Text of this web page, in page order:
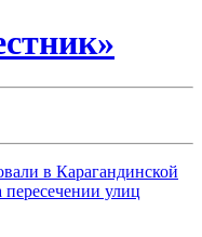
в Карагандинской
улиц